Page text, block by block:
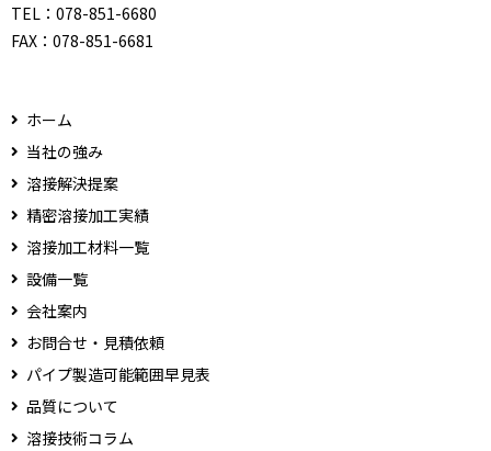
TEL： 078-851-6680
FAX： 078-851-6681
ホーム
当社の強み
溶接解決提案
精密溶接加工実績
溶接加工材料一覧
設備一覧
会社案内
お問合せ・見積依頼
パイプ製造可能範囲早見表
品質について
溶接技術コラム